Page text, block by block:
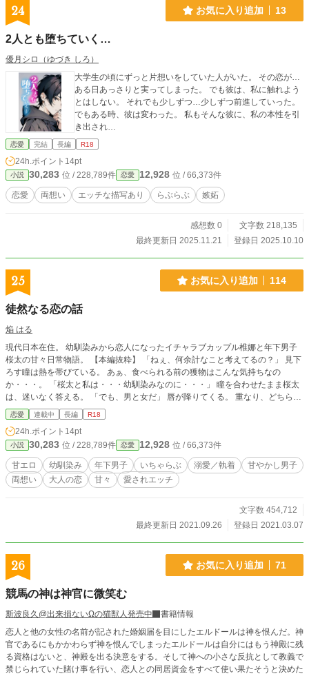
24 お気に入り追加 13
2人とも堕ちていく…
優月シロ（ゆづき しろ）
大学生の頃にずっと片想いをしていた人がいた。 その恋が…
ある日あっさりと実ってしまった。 でも彼は、私に触れよう
とはしない。 それでも少しずつ…少しずつ前進していった。
でもある時、彼は変わった。 私もそんな彼に、私の本性を引
き出され…
恋愛 完結 長編 R18
24h.ポイント 14pt
小説 30,283 位 / 228,789件 恋愛 12,928 位 / 66,373件
恋愛 両想い エッチな描写あり らぶらぶ 嫉妬
感想数 0
文字数 218,135
最終更新日 2025.11.21
登録日 2025.10.10
25 お気に入り追加 114
徒然なる恋の話
焔 はる
現代日本在住。 幼馴染みから恋人になったイチャラブカップル椎娜と年下男子
桜太の甘々日常物語。 【本編抜粋】 「ねぇ、何余計なこと考えてるの？」 見下
ろす瞳は熱を帯びている。 あぁ、食べられる前の獲物はこんな気持ちなの
か・・・。 「桜太と私は・・・幼馴染みなのに・・・」 瞳を合わせたまま桜太
は、迷いなく答える。 「でも、男と女だ」 唇が降りてくる。 重なり、どちらと
もなく、開いた唇の隙間から舌を絡める。 ～＊～＊～＊～＊～＊～＊～＊～＊
～＊～＊～＊～＊～＊～＊～＊～＊～＊～ 関係を変える為の桜太の決意。 愛す
る事が生きる理由。 巡り逢い、愛する為に生まれてきた、運命に導かれた恋。
戸惑いながらも椎娜は愛されることを受け入れ、 ２人は幼馴染みから１人の男
と女へ。 官能的な愛し合い、仲良し、イチャラブは２人にとって当たり前にあ
るべき姿。 甘々男子桜太と、愛され女子椎娜のお話です。 ～＊～＊～＊～＊～
＊～＊～＊～＊～＊～＊～＊～＊～＊～＊～＊～＊～＊～ 〖登場人物〗＊順次
～＊～＊～＊～＊～＊～＊～＊～＊～＊～＊～＊～＊～＊～＊～＊～＊～＊～
す、ご注意下さい(五夜以降『中出し』表現あります) ・イチャえろ、甘えろがか
なりあります。 ・桜太は椎娜を求めるのが生きる理由で本能です。 ＊それぞれs
ideのページがあります。 ＊公開後の誤字脱字修正、加筆修正があります。 ～＊
～＊～＊～＊～＊～＊～＊～＊～＊～＊～＊～＊～＊～＊～＊～＊～＊～ ＊更
新に関して：7/6変更しました。 執筆状況の為更新不定期なるかもしれないで
す。 1日1回は更新したい。 ～＊～＊～＊～＊～＊～＊～＊～＊～＊～＊～＊～
＊～＊～＊～＊～＊～＊～ ＊他社投稿サイトに掲載中。 ・pixiv：緋月 十彩(と
いろ) （pixivFANBOXにてスピンオフやサイドストーリーも公開中） ・小説家に
なろう(ムーンライトノベルズ)：ほむら はる
恋愛 連載中 長編 R18
24h.ポイント 14pt
小説 30,283 位 / 228,789件 恋愛 12,928 位 / 66,373件
甘エロ 幼馴染み 年下男子 いちゃらぶ 溺愛／執着
甘やかし男子
両想い
大人の恋 甘々 愛されエッチ
文字数 454,712
最終更新日 2021.09.26
登録日 2021.03.07
26 お気に入り追加 71
競馬の神は神官に微笑む
斯波良久@出来損ないΩの猫獣人発売中
書籍情報
恋人と他の女性の名前が記された婚姻届を目にしたエルドールは神を恨んだ。神
官であるにもかかわらず神を恨んでしまったエルドールは自分にはもう神殿に残
る資格はないと、神殿を出る決意をする。そして神への小さな反抗として教義で
禁じられていた賭け事を行い、恋人との同居資金をすべて使い果たそうと決めた